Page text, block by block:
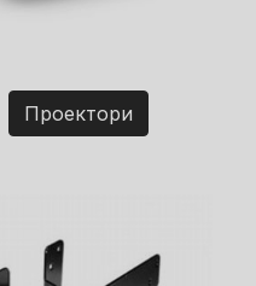
Проектори